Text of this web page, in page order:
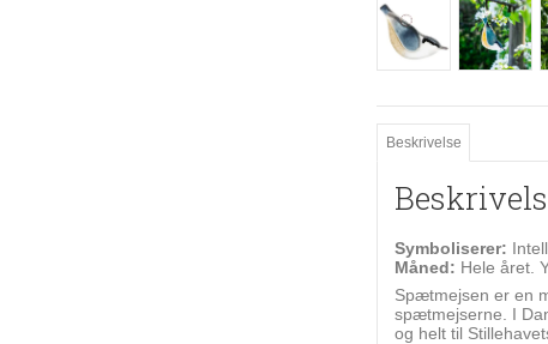
Beskrivelse
Symboliserer:
Måned: Hele året.
Spætmejsen er en
spætmejserne. I
og helt til